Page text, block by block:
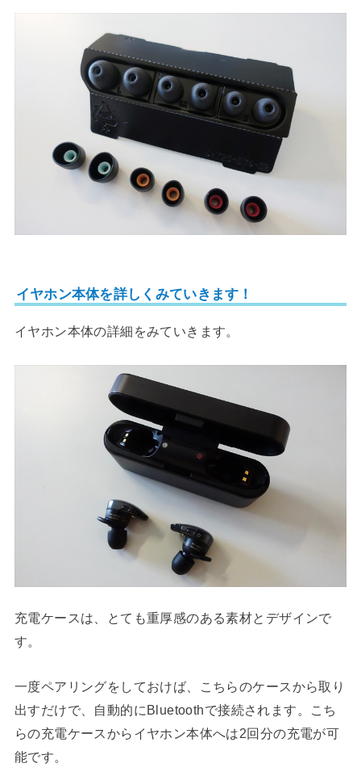
イヤホン本体を詳しくみていきます！
イヤホン本体の詳細をみていきます。
充電ケースは、とても重厚感のある素材とデザインで
す。
一度ペアリングをしておけば、こちらのケースから取り
出すだけで、自動的にBluetoothで接続されます。こち
らの充電ケースからイヤホン本体へは2回分の充電が可
能です。